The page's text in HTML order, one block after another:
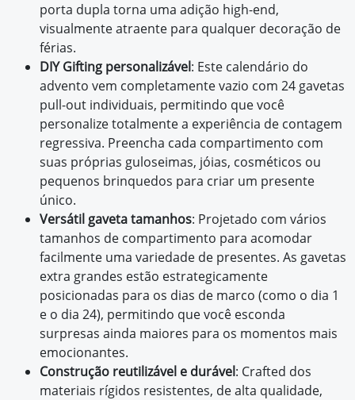
porta dupla torna uma adição high-end,
visualmente atraente para qualquer decoração de
férias.
DIY Gifting personalizável: Este calendário do
advento vem completamente vazio com 24 gavetas
pull-out individuais, permitindo que você
personalize totalmente a experiência de contagem
regressiva. Preencha cada compartimento com
suas próprias guloseimas, jóias, cosméticos ou
pequenos brinquedos para criar um presente
único.
Versátil gaveta tamanhos: Projetado com vários
tamanhos de compartimento para acomodar
facilmente uma variedade de presentes. As gavetas
extra grandes estão estrategicamente
posicionadas para os dias de marco (como o dia 1
e o dia 24), permitindo que você esconda
surpresas ainda maiores para os momentos mais
emocionantes.
Construção reutilizável e durável: Crafted dos
materiais rígidos resistentes, de alta qualidade,